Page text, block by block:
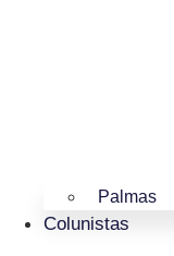
Palmas
Colunistas